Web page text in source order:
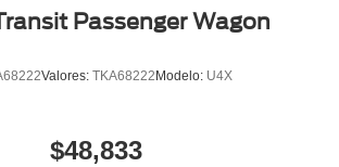
Passenger Wagon
Valores: TKA68222Modelo: U4X
$48,833